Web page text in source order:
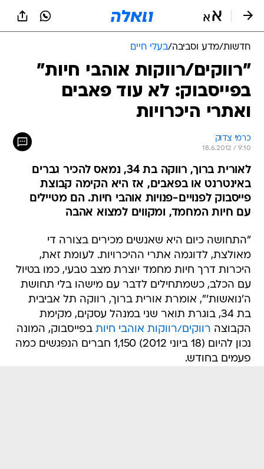
חדשות/מדע וסביבה/בעלי חיים
"רווקים/רווקות אוהבי חיות"
בפייסבוק: לא עוד פאבים
ואתרי היכרויות
כרמי צדוק
18.6.2012 / 9:10
לאורית ברוך, רווקה בת 34, נמאס להכיר גברים
באינטרנט או בפאבים, אז היא הקימה קבוצת
פייסבוק לפנויים-פנויות אוהבי חיות. הם מטיילים
עם חיות המחמד, ומקווים למצוא אהבה
"התחושה כיום היא שאנשים מכירים בצורה די
מאולצת, לדוגמה אתרי ההיכרויות. לעומת זאת,
היכרות דרך חיות מחמד יוצרת מצב טבעי, כמו בטיול
עם הכלב, כשמתחילים לדבר עם מישהו בלי תחושת
ה'נואשות'", אומרת אורית ברוך, רווקה תל אביבית
בת 34, בוגרת תואר שני במנהל עסקים, מקימת
הקבוצה רווקים/רווקות אוהבי חיות בפייסבוק, המונה
נכון להיום (18 ביוני 2012) 1,150 חברים הנפגשים כמה
פעמים בחודש.